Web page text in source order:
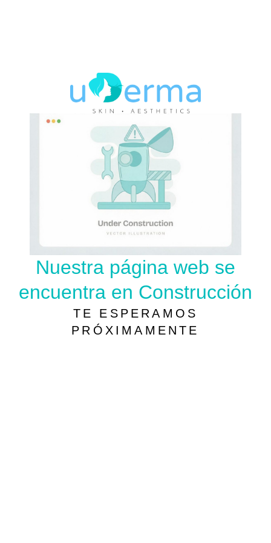
Nuestra página web se
encuentra en Construcción
TE ESPERAMOS
PRÓXIMAMENTE